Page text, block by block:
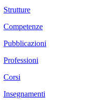
Strutture
Competenze
Pubblicazioni
Professioni
Corsi
Insegnamenti